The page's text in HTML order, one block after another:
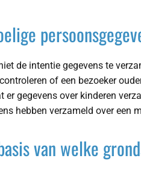
de intentie gegevens te
of een bezoeker
er gegevens over kinderen
hebben verzameld over een
van welke